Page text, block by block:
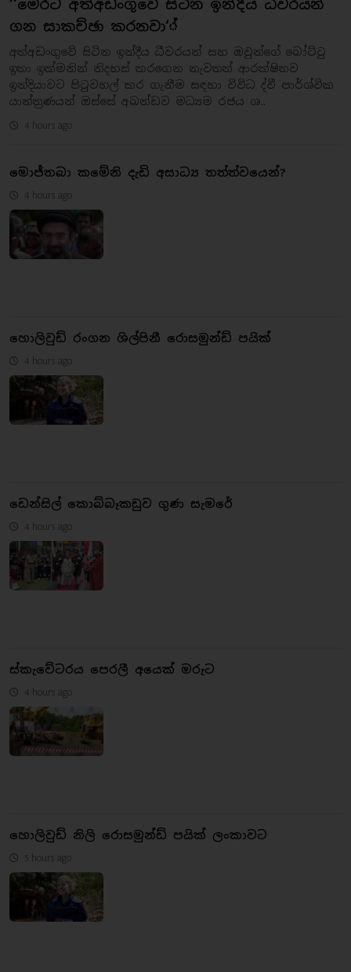
‘‘මෙරට අත්අඩංගුවේ සිටින ඉන්දීය ධිවරයන්
ගන සාකච්ඡා කරනවා‘්
අත්අඩංගුවේ සිටින ඉන්දීය ධීවරයන් සහ ඔවුන්ගේ බෝට්ටු
ඉතා ඉක්මනින් නිදහස් කරගෙන නැවතත් ආරක්ෂිතව
ඉන්දියාවට පිටුවහල් කර ගැනීම සඳහා විවිධ ද්වී පාර්ශ්වික
යාන්ත්‍රණයන් ඔස්සේ අඛන්ඩව මධ්‍යම රජය ශ..
4 hours ago
මොජ්තබා කමේනි දැඩි අසාධ්‍ය තත්ත්වයෙන්?
4 hours ago
හොලිවුඩ් රංගන ශිල්පිනී රොසමුන්ඩ් පයික්
4 hours ago
ඩෙන්සිල් කොබ්බෑකඩුව ගුණ සැමරේ
4 hours ago
ස්කැවේටරය පෙරලී අයෙක් මරුට
4 hours ago
හොලිවුඩ් නිලි රොසමුන්ඩ් පයික් ලංකාවට
5 hours ago